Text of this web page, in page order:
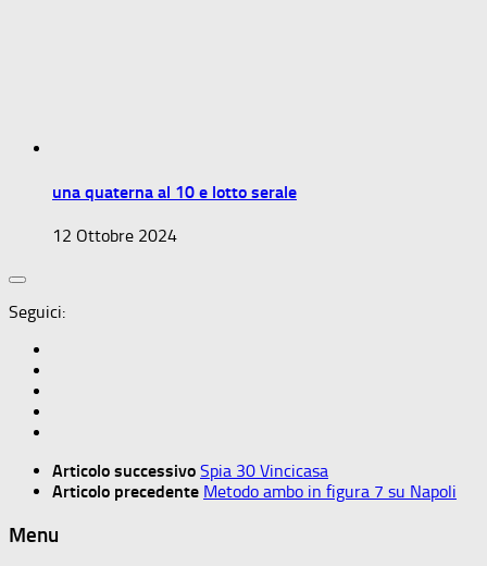
una quaterna al 10 e lotto serale
12 Ottobre 2024
Seguici:
Articolo successivo Spia 30 Vincicasa
Articolo precedente Metodo ambo in figura 7 su Napoli
Menu